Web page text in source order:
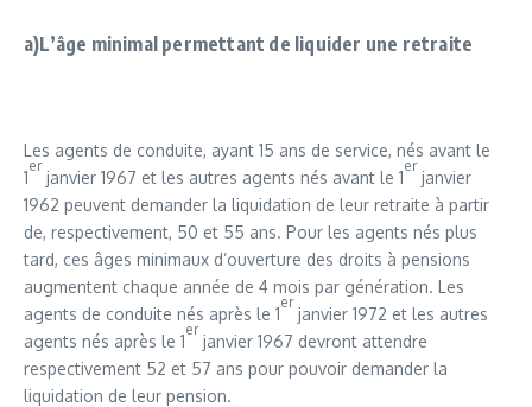
a)L’âge minimal permettant de liquider une retraite
Les agents de conduite, ayant 15 ans de service, nés avant le
1
er
janvier 1967 et les autres agents nés avant le 1
er
janvier
1962 peuvent demander la liquidation de leur retraite à partir
de, respectivement, 50 et 55 ans. Pour les agents nés plus
tard, ces âges minimaux d’ouverture des droits à pensions
augmentent chaque année de 4 mois par génération. Les
agents de conduite nés après le 1
er
janvier 1972 et les autres
agents nés après le 1
er
janvier 1967 devront attendre
respectivement 52 et 57 ans pour pouvoir demander la
liquidation de leur pension.